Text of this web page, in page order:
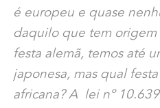
é europeu e quase
daquilo que tem origem
festa alemã, temos até
japonesa, mas qual
africana? A lei nº